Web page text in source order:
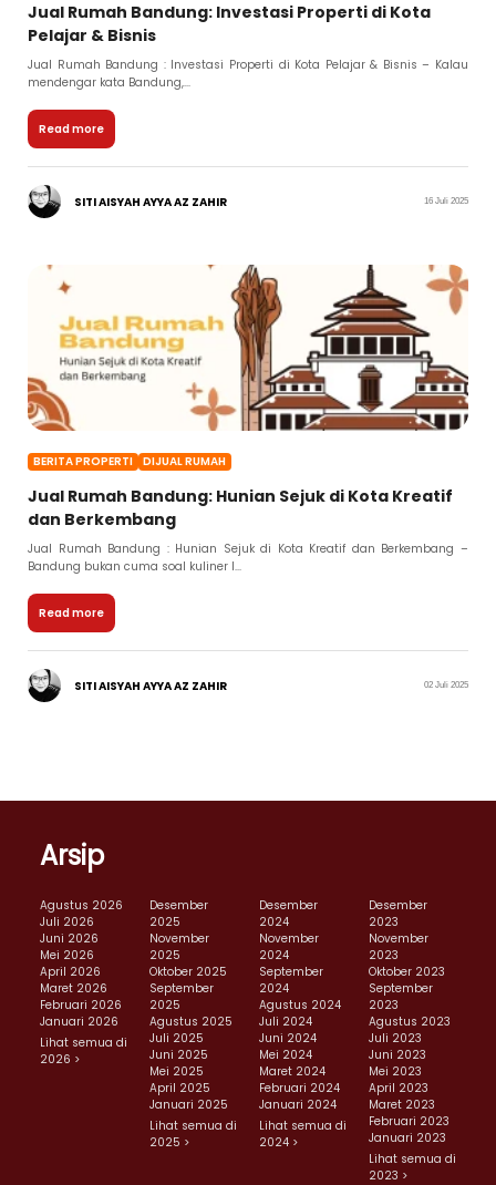
Jual Rumah Bandung: Investasi Properti di Kota
Pelajar & Bisnis
Jual Rumah Bandung : Investasi Properti di Kota Pelajar & Bisnis – Kalau
mendengar kata Bandung,...
Read more
SITI AISYAH AYYA AZ ZAHIR 16 Juli 2025
BERITA PROPERTI DIJUAL RUMAH
Jual Rumah Bandung: Hunian Sejuk di Kota Kreatif
dan Berkembang
Jual Rumah Bandung : Hunian Sejuk di Kota Kreatif dan Berkembang –
Bandung bukan cuma soal kuliner l...
Read more
SITI AISYAH AYYA AZ ZAHIR 02 Juli 2025
Arsip
Agustus 2026
Juli 2026
Juni 2026
Mei 2026
April 2026
Maret 2026
Februari 2026
Januari 2026
Lihat semua di
2026 >
Desember
2025
November
2025
Oktober 2025
September
2025
Agustus 2025
Juli 2025
Juni 2025
Mei 2025
April 2025
Januari 2025
Lihat semua di
2025 >
Desember
2024
November
2024
September
2024
Agustus 2024
Juli 2024
Juni 2024
Mei 2024
Maret 2024
Februari 2024
Januari 2024
Lihat semua di
2024 >
Desember
2023
November
2023
Oktober 2023
September
2023
Agustus 2023
Juli 2023
Juni 2023
Mei 2023
April 2023
Maret 2023
Februari 2023
Januari 2023
Lihat semua di
2023 >